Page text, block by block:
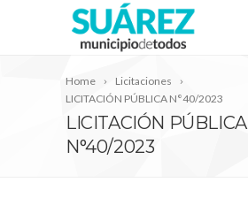
Home
Licitaciones
LICITACIÓN PÚBLICA N°40/2023
LICITACIÓN PÚBLICA
N°40/2023